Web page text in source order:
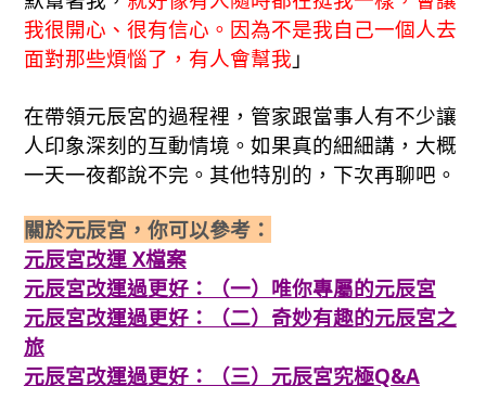
我很開心、很有信心。因為不是我自己一個人去
面對那些煩惱了，有人會幫我 」
在帶領元辰宮的過程裡，管家跟當事人有不少讓
人印象深刻的互動情境。如果真的細細講，大概
一天一夜都說不完。其他特別的，下次再聊吧。
關於元辰宮，你可以參考：
元辰宮改運 X檔案
元辰宮改運過更好：（一）唯你專屬的元辰宮
元辰宮改運過更好：（二）奇妙有趣的元辰宮之
旅
元辰宮改運過更好：（三）元辰宮究極Q&A